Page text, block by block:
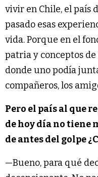
vivir en Chile, el país
pasado esas
vida. Porque en el
patria y conceptos
donde uno podía
compañeros, los
Pero el país al que
de hoy día no tiene
de antes del golpe
—Bueno, para qué